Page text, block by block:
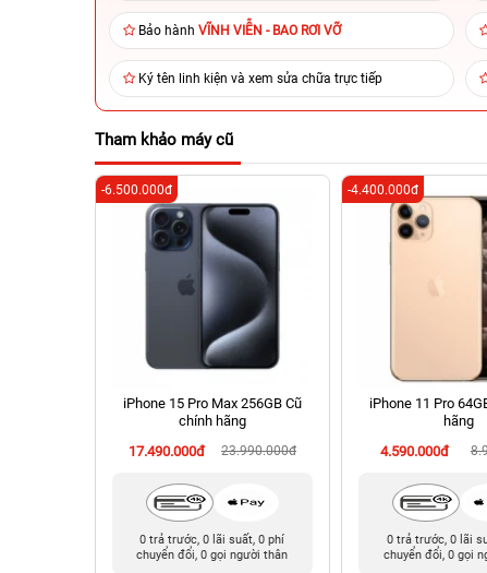
Bảo hành VĨNH VIỄN - BAO RƠI VỠ
Ký tên linh kiện và xem sửa chữa trực tiếp
Tham khảo máy cũ
iPhone 15 Pro Max 256GB Cũ
chính hãng
17.490.000đ
23.990.000đ
-6.500.000đ
0 trả trước, 0 lãi suất, 0 phí
chuyển đổi, 0 gọi người thân
iPhone 11 Pro
hãng
4.590.000đ
-4.400.000đ
0 trả trước, 0 lãi
chuyển đổi, 0 gọi